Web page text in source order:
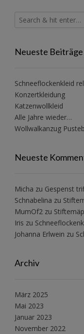
Neueste Beiträge
Schneeflockenkleid
Konzertkleidung
Katzenwollkleid
Alle Jahre wieder…
Wollwalkanzug
Neueste
Micha zu Gespenst
Schnabelina zu
MumOf2 zu
Iris zu
Johanna Erlwein zu
Archiv
März 2025
Mai 2023
Januar 2023
November 2022